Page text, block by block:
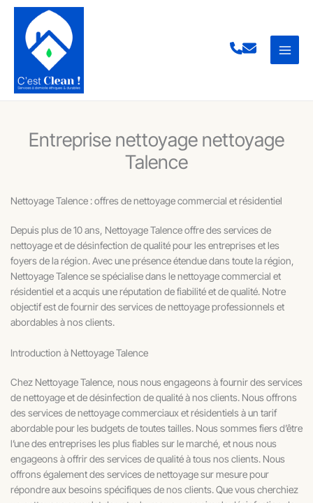
Aller
contenu
Entreprise nettoyage nettoyage
Talence
Nettoyage Talence : offres de nettoyage commercial et résidentiel
Depuis plus de 10 ans, Nettoyage Talence offre des services de
nettoyage et de désinfection de qualité pour les entreprises et les
foyers de la région. Avec une présence étendue dans toute la région,
Nettoyage Talence se spécialise dans le nettoyage commercial et
résidentiel et a acquis une réputation de fiabilité et de qualité. Notre
objectif est de fournir des services de nettoyage professionnels et
abordables à nos clients.
Introduction à Nettoyage Talence
Chez Nettoyage Talence, nous nous engageons à fournir des services
de nettoyage et de désinfection de qualité à nos clients. Nous offrons
des services de nettoyage commerciaux et résidentiels à un tarif
abordable pour les budgets de toutes tailles. Nous sommes fiers d’être
l’une des entreprises les plus fiables sur le marché, et nous nous
engageons à offrir des services de qualité à tous nos clients. Nous
offrons également des services de nettoyage sur mesure pour
répondre aux besoins spécifiques de nos clients. Que vous cherchiez